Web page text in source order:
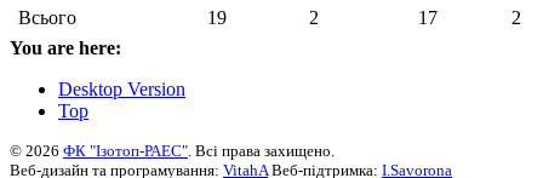
Всього 19 2 17
2
You are here:
Desktop Version
Top
© 2026 ФК "Ізотоп-РАЕС" . Всі права захищено.
Веб-дизайн та програмування: VitahA Веб-підтримка: I.Savorona